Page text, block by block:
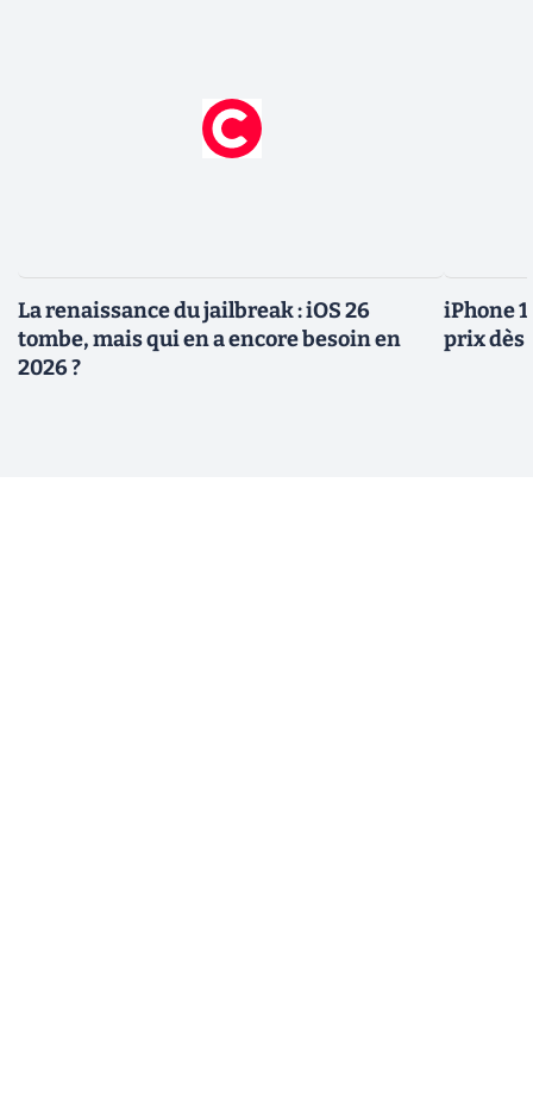
La renaissance du jailbreak : iOS 26
tombe, mais qui en a encore besoin en
2026 ?
iPhone
prix dès